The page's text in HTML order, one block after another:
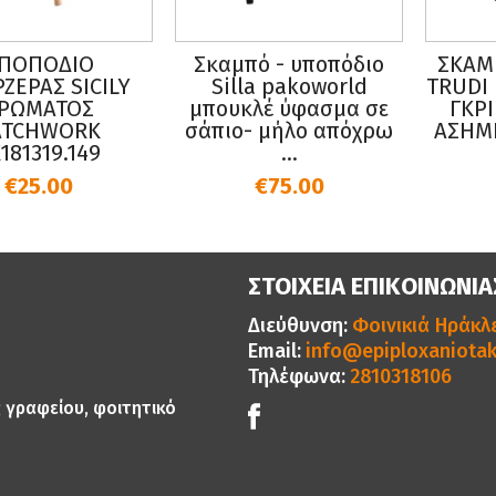
SICILY
€25.00
Σκαμπό - υποπόδιο
Silla pakoworld
μπουκλέ ύφασμα σε
σάπιο- μήλο απόχρω
...
€75.00
φοιτητικό
ΣΤΟΙΧΕΙΑ
Διεύθυνση: Φοινικιά
Email:
Τηλέφωνα: 2810318106